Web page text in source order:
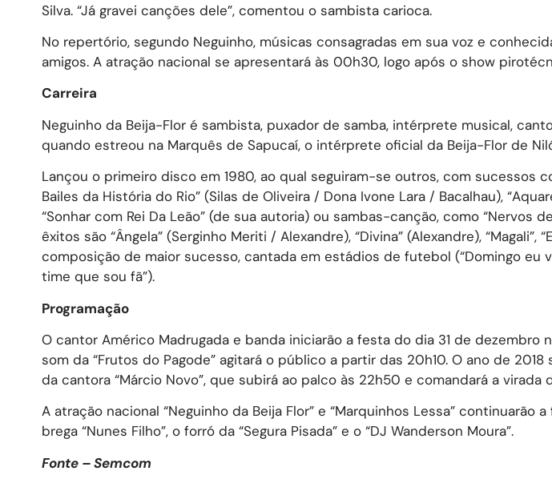
Silva. “Já gravei canções dele”, comentou o sambista carioca.
No repertório, segundo Neguinho, músicas consagradas em sua voz e
amigos. A atração nacional se apresentará às 00h30, logo após o show
Carreira
Neguinho da Beija-Flor é sambista, puxador de samba, intérprete musical,
quando estreou na Marquês de Sapucaí, o intérprete oficial da Beija-Flor de
Lançou o primeiro disco em 1980, ao qual seguiram-se outros, com sucessos
Bailes da História do Rio” (Silas de Oliveira / Dona Ivone Lara / Bacalhau),
“Sonhar com Rei Da Leão” (de sua autoria) ou sambas-canção, como “Nervos
êxitos são “Ângela” (Serginho Meriti / Alexandre), “Divina” (Alexandre), “Magali”,
composição de maior sucesso, cantada em estádios de futebol (“Domingo eu
time que sou fã”).
Programação
O cantor Américo Madrugada e banda iniciarão a festa do dia 31 de dezembro
som da “Frutos do Pagode” agitará o público a partir das 20h10. O ano de
da cantora “Márcio Novo”, que subirá ao palco às 22h50 e comandará a virada
A atração nacional “Neguinho da Beija Flor” e “Marquinhos Lessa”
brega “Nunes Filho”, o forró da “Segura Pisada” e o “DJ Wanderson Moura”.
Fonte – Semcom